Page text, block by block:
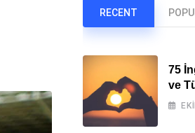
RECENT
75
ve